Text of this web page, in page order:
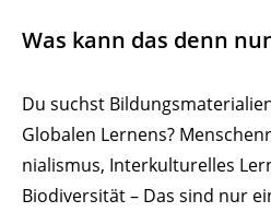
Was kann das denn
Du suchst
Globalen Lernens?
nia­lismus, Inter­kul­tu­relles
Biodi­ver­sität – Das sind nur